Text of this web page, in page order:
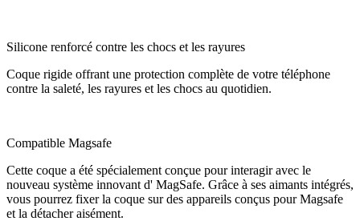
Silicone renforcé contre les chocs et les rayures
Coque rigide offrant une protection complète de votre téléphone
contre la saleté, les rayures et les chocs au quotidien.
Compatible Magsafe
Cette coque a été spécialement conçue pour interagir avec le
nouveau système innovant d' MagSafe. Grâce à ses aimants intégrés,
vous pourrez fixer la coque sur des appareils conçus pour Magsafe
et la détacher aisément.